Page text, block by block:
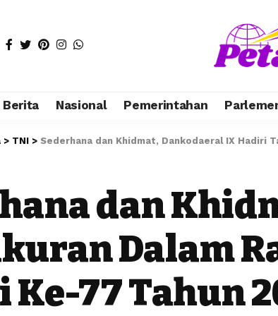
Berita Nasional Pemerintahan
> TNI > Sederhana dan Khidmat, Dankodaeral IX Hadiri
dan
Dalam
Ke-77 Tahun